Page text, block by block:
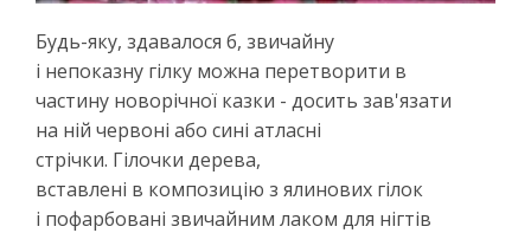
Будь-яку, здавалося б, звичайну
і непоказну гілку можна перетворити в
частину новорічної казки - досить зав'язати
на ній червоні або сині атласні
стрічки. Гілочки дерева,
вставлені в композицію з ялинових гілок
і пофарбовані звичайним лаком для нігтів